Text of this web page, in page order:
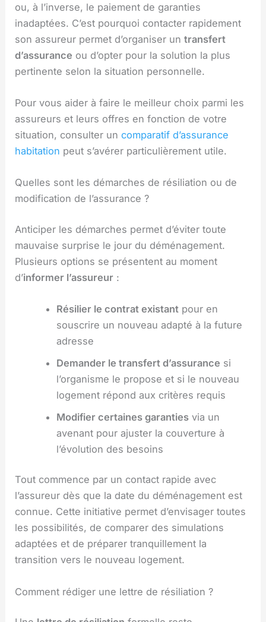
ou, à l’inverse, le paiement de garanties
inadaptées. C’est pourquoi contacter rapidement
son assureur permet d’organiser untransfert
d’assurance ou d’opter pour la solution la plus
pertinente selon la situation personnelle.
Pour vous aider à faire le meilleur choix parmi les
assureurs et leurs offres en fonction de votre
situation, consulter uncomparatif d’assurance
habitation peut s’avérer particulièrement utile.
Quelles sont les démarches de résiliation ou de
modification de l’assurance ?
Anticiper les démarches permet d’éviter toute
mauvaise surprise le jour du déménagement.
Plusieurs options se présentent au moment
d’informer l’assureur :
Résilier le contrat existantpour en
souscrire un nouveau adapté à la future
adresse
Demander le transfert d’assurance si
l’organisme le propose et si le nouveau
logement répond aux critères requis
Modifier certaines garantiesvia un
avenant pour ajuster la couverture à
l’évolution des besoins
Tout commence par un contact rapide avec
l’assureur dès que la date du déménagement est
connue. Cette initiative permet d’envisager toutes
les possibilités, de comparer des simulations
adaptées et de préparer tranquillement la
transition vers le nouveau logement.
Comment rédiger une lettre de résiliation ?